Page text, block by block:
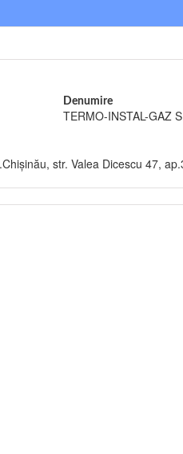
Denumire
TERMO-INSTAL-GAZ
str. Valea Dicescu 47,